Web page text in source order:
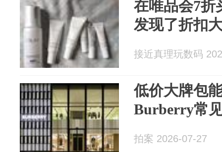
在唯品会7折
发现了折扣
接近真理玩数码
低价大牌包
Burberry常
拍案 2026-07-27